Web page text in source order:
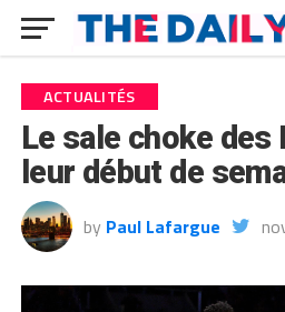
ACTUALITÉS
Le sale choke des
leur début de
by Paul Lafargue